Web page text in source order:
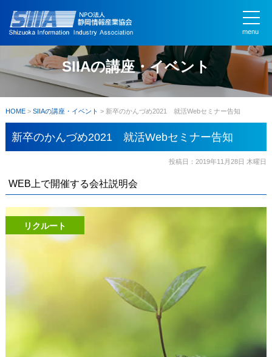
menu
SIIAの講座・イベント
HOME> SIIAの講座・イベント > 新卒のかんづめ2021 就活Webセミナー告知
新卒のかんづめ2021 就活Webセミナー告知
投稿日：2019年11月28日 木曜日
WEB上で開催する会社説明会
リクルート